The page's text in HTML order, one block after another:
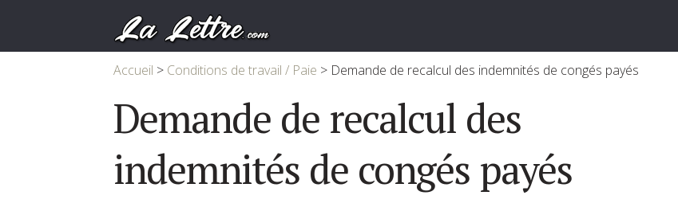
Accueil > Conditions de travail / Paie > Demande de recalcul des indemnités de congés payés
Demande de recalcul des
indemnités de congés payés